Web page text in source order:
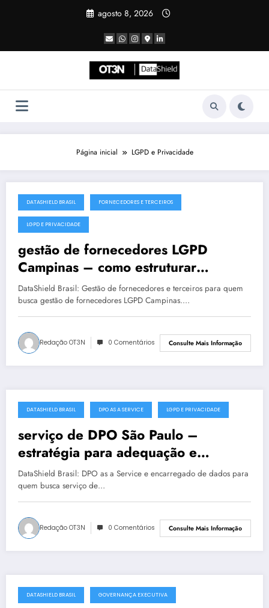
agosto 8, 2026
Página inicial LGPD e Privacidade
julho 19, 2025
DATASHIELD BRASIL FORNECEDORES E TERCEIROS
LGPD E PRIVACIDADE
gestão de fornecedores LGPD
Campinas – como estruturar
privacidade com segurança
DataShield Brasil: Gestão de fornecedores e terceiros para quem
busca gestão de fornecedores LGPD Campinas.…
Redação OT3N 0 Comentários Consulte Mais Informação
julho 19, 2025
DATASHIELD BRASIL DPO AS A SERVICE LGPD E PRIVACIDADE
serviço de DPO São Paulo –
estratégia para adequação e
maturidade
DataShield Brasil: DPO as a Service e encarregado de dados para
quem busca serviço de…
Redação OT3N 0 Comentários Consulte Mais Informação
julho 19, 2025
DATASHIELD BRASIL GOVERNANÇA EXECUTIVA